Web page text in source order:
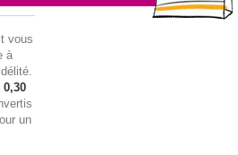
vous
à
0,30
un